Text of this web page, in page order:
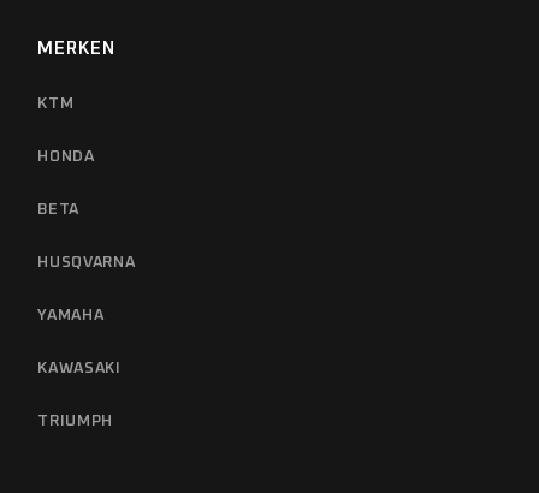
MERKEN
KTM
HONDA
BETA
HUSQVARNA
YAMAHA
KAWASAKI
TRIUMPH